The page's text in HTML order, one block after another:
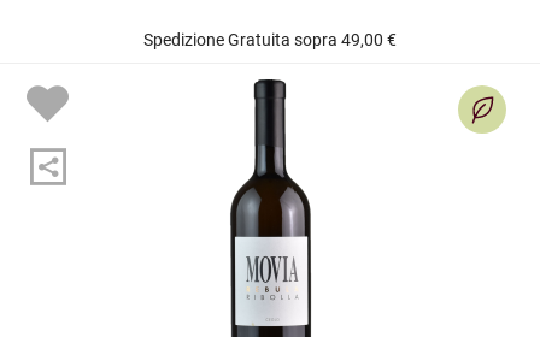
Spedizione Gratuita sopra 49,00 €